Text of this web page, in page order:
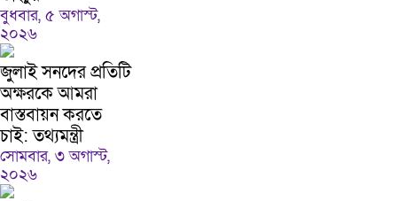
বুধবার, ৫ অগাস্ট,
২০২৬
জুলাই সনদের প্রতিটি
অক্ষরকে আমরা
বাস্তবায়ন করতে
চাই: তথ্যমন্ত্রী
সোমবার, ৩ অগাস্ট,
২০২৬